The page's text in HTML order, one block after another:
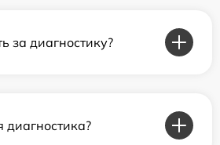
за диагностику?
диагностика?